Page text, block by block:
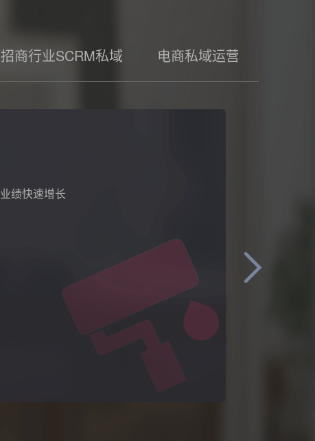
招商行业SCRM私域 电商私域运营工具
绩快速增长